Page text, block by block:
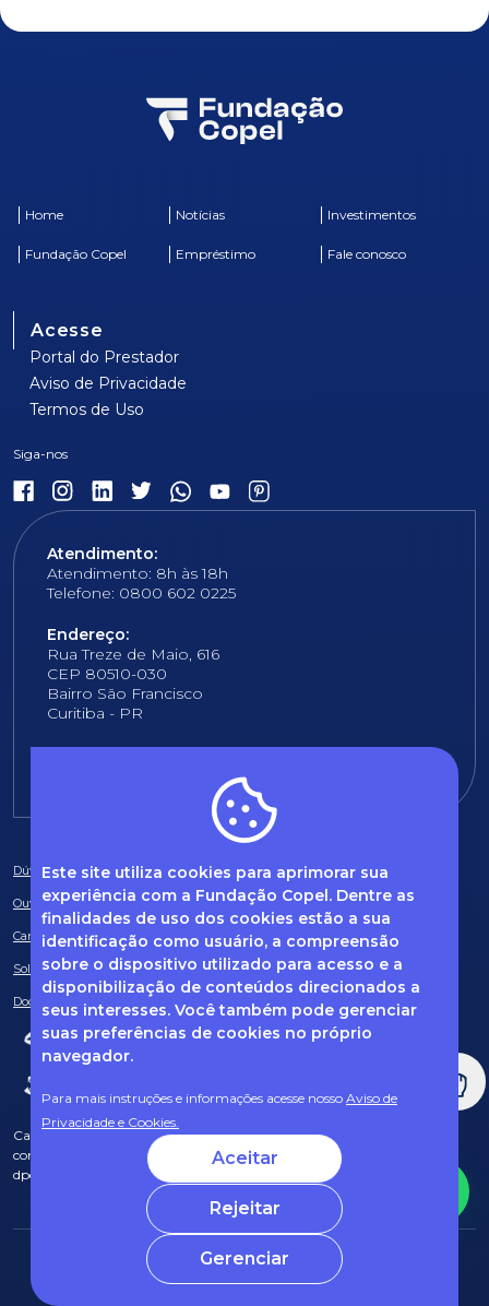
Este site utiliza cookies para aprimorar sua
experiência com a Fundação Copel. Dentre as
finalidades de uso dos cookies estão a sua
identificação como usuário, a compreensão
sobre o dispositivo utilizado para acesso e a
disponibilização de conteúdos direcionados a
seus interesses. Você também pode gerenciar
suas preferências de cookies no próprio
navegador.
Para mais instruções e informações acesse nosso Aviso de
Privacidade e Cookies.
Aceitar
Rejeitar
Gerenciar
Home Notícias Investimentos
Fundação Copel Empréstimo Fale conosco
Acesse
Portal do Prestador
Aviso de Privacidade
Termos de Uso
Atendimento:
Atendimento: 8h às 18h
Telefone: 0800 602 0225
Endereço:
Rua Treze de Maio, 616
CEP 80510-030
Bairro São Francisco
Curitiba - PR
Dúvidas frequentes
Ouvidoria
Canal de Denúncias
Solicitação de informações
Documentos obrigatórios
Caso tenha dúvidas sobre Privacidade de Dados e LGPD, entre em
contato com o nosso DPO (encarregado de dados) via e-mail:
dpo@fcopel.org.br
© 2025 Fundação Copel Todos os direitos reservados